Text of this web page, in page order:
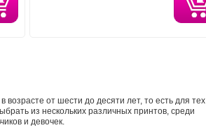
от шести до десяти лет, то есть для тех
из нескольких различных принтов, среди
и девочек.